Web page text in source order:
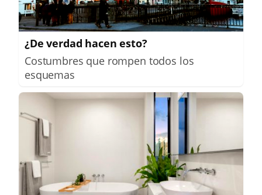
¿De verdad hacen esto?
Costumbres que rompen todos los
esquemas